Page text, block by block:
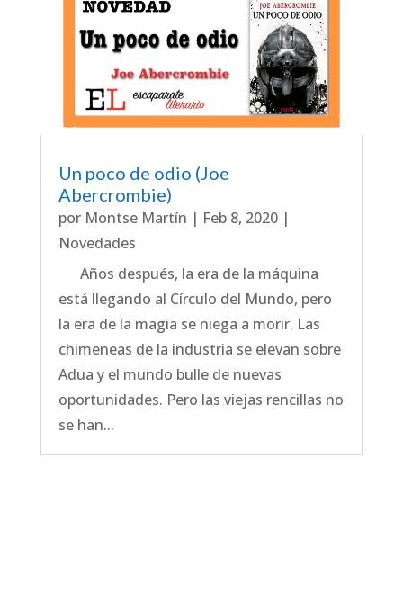
Un poco de odio (Joe
Abercrombie)
por Montse Martín | Feb 8, 2020|
Novedades
Años después, la era de la máquina
está llegando al Círculo del Mundo, pero
la era de la magia se niega a morir. Las
chimeneas de la industria se elevan sobre
Adua y el mundo bulle de nuevas
oportunidades. Pero las viejas rencillas no
se han...